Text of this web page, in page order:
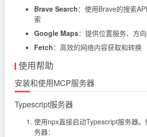
Brave Search：使用Brave的搜索
索
Google Maps：提供位置服务、方
Fetch：高效的网络内容获取和转换
使用帮助
安装和使用MCP服务器
Typescript服务器
使用npx直接启动Typescript服务器
务器：